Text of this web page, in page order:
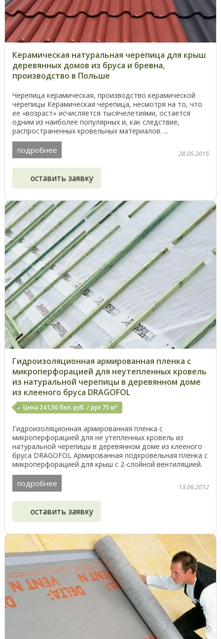
Керамическая натуральная черепица для крыш
деревянных домов из бруса и бревна,
производство в Польше
Черепица керамическая, производство керамической
черепицы Керамическая черепица, несмотря на то, что
ее «возраст» исчисляется тысячелетиями, остается
одним из наиболее популярных и, как следствие,
распространенных кровельных материалов. ...
подробнее 28.05.2015
оставить заявку
Гидроизоляционная армированная пленка с
микроперфорацией для неутепленных кровель
из натуральной черепицы в деревянном доме
из клееного бруса DRAGOFOL
Цена 241,50 бел. руб. / рул 75 м²
Гидроизоляционная армированная пленка с
микроперфорацией для не утепленных кровель из
натуральной черепицы в деревянном доме из клееного
бруса DRAGOFOL Армированная подкровельная плёнка с
микроперфорацией для крыш с 2-слойной вентиляцией.
Относится ...
подробнее 13.06.2012
оставить заявку